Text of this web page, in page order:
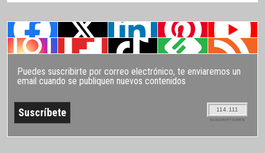
Puedes suscribirte por correo electrónico, te enviaremos un
email cuando se publiquen nuevos contenidos
114.111
SUSCRIPTORES